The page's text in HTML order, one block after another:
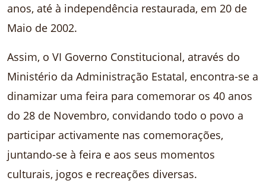
anos, até à independência restaurada, em 20 de
Maio de 2002.
Assim, o VI Governo Constitucional, através do
Ministério da Administração Estatal, encontra-se a
dinamizar uma feira para comemorar os 40 anos
do 28 de Novembro, convidando todo o povo a
participar activamente nas comemorações,
juntando-se à feira e aos seus momentos
culturais, jogos e recreações diversas.